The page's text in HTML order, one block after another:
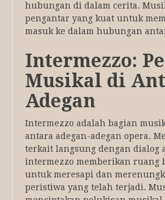
hubungan di dalam cerita.
pengantar yang kuat untuk
masuk ke dalam hubungan
Intermezzo:
Musikal di
Adegan
Intermezzo adalah bagian
antara adegan-adegan opera.
terkait langsung dengan dialog
intermezzo memberikan ruang
untuk meresapi dan
peristiwa yang telah terjadi.